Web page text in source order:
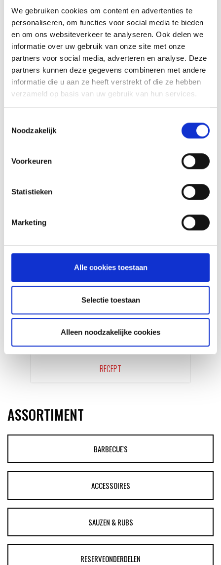
We gebruiken cookies om content en advertenties te
personaliseren, om functies voor social media te bieden
en om ons websiteverkeer te analyseren. Ook delen we
informatie over uw gebruik van onze site met onze
partners voor social media, adverteren en analyse. Deze
partners kunnen deze gegevens combineren met andere
informatie die u aan ze heeft verstrekt of die ze hebben
verzameld op basis van uw gebruik van hun services.
Noodzakelijk
Voorkeuren
Statistieken
Marketing
Alle cookies toestaan
Selectie toestaan
Alleen noodzakelijke cookies
RECEPT
GLÜHWEIN VAN DE MASTER
TOUCH UIT DE DUTCH OVEN
RECEPT
ASSORTIMENT
BARBECUE'S
ACCESSOIRES
SAUZEN & RUBS
RESERVEONDERDELEN